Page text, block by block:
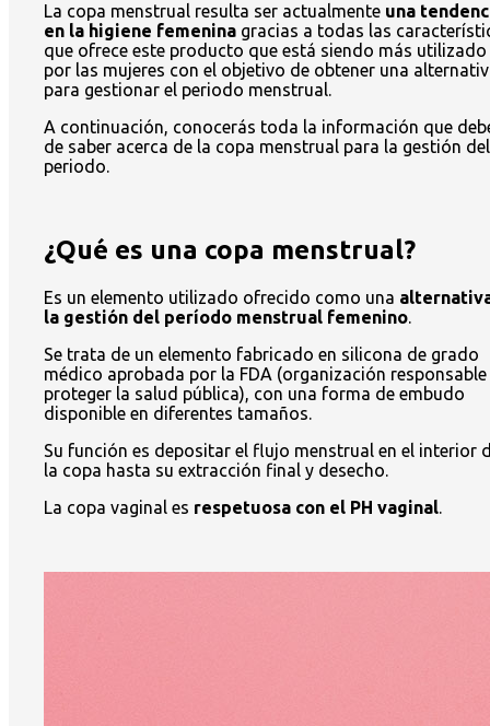
La copa menstrual resulta ser actualmente una
en la higiene femenina gracias a todas las
que ofrece este producto que está siendo más utilizado
por las mujeres con el objetivo de obtener una
para gestionar el periodo menstrual.
A continuación, conocerás toda la información que
de saber acerca de la copa menstrual para la gestión del
periodo.
¿Qué es una copa menstrual?
Es un elemento utilizado ofrecido como una
la gestión del período menstrual femenino.
Se trata de un elemento fabricado en silicona de grado
médico aprobada por la FDA (organización responsable
proteger la salud pública), con una forma de embudo
disponible en diferentes tamaños.
Su función es depositar el flujo menstrual en el interior
la copa hasta su extracción final y desecho.
La copa vaginal es respetuosa con el PH vaginal.